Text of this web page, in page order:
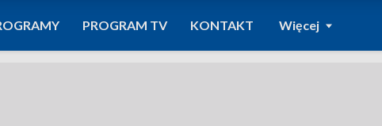
PROGRAM TV KONTAKT Więcej